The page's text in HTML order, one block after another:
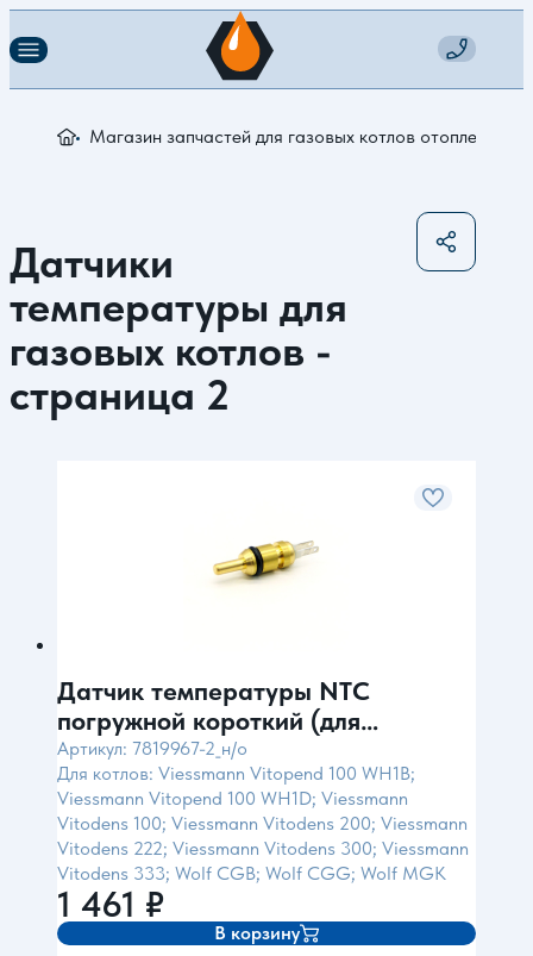
Магазин запчастей для газовых котлов отопления
Датчики
температуры для
газовых котлов -
страница 2
Датчик температуры NTC
погружной короткий (для
Viessmann) Control Италия
Артикул: 7819967-2_н/о
Для котлов: Viessmann Vitopend 100 WH1B;
Viessmann Vitopend 100 WH1D; Viessmann
Vitodens 100; Viessmann Vitodens 200; Viessmann
Vitodens 222; Viessmann Vitodens 300; Viessmann
Vitodens 333; Wolf CGB; Wolf CGG; Wolf MGK
1 461 ₽
В корзину